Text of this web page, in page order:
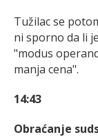
Tužilac se
ni sporno da li
"modus
manja cena".
14:43
Obraćanje